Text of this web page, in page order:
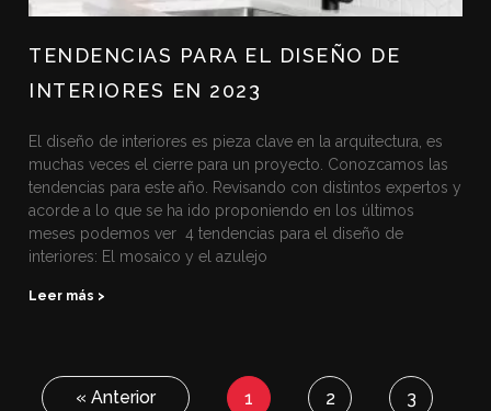
TENDENCIAS PARA EL DISEÑO DE
INTERIORES EN 2023
El diseño de interiores es pieza clave en la arquitectura, es
muchas veces el cierre para un proyecto. Conozcamos las
tendencias para este año. Revisando con distintos expertos y
acorde a lo que se ha ido proponiendo en los últimos
meses podemos ver 4 tendencias para el diseño de
interiores: El mosaico y el azulejo
Leer más >
« Anterior 1 2 3